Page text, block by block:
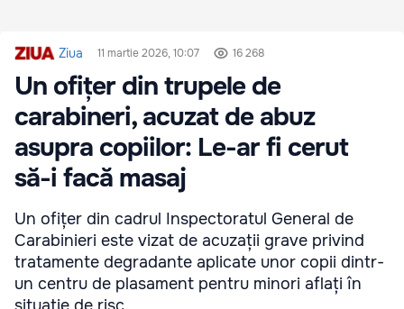
Ziua 11 martie 2026, 10:07 16 268
Un ofițer din trupele de
carabineri, acuzat de abuz
asupra copiilor: Le-ar fi cerut
să-i facă masaj
Un ofițer din cadrul Inspectoratul General de
Carabinieri este vizat de acuzații grave privind
tratamente degradante aplicate unor copii dintr-
un centru de plasament pentru minori aflați în
situație de risc.